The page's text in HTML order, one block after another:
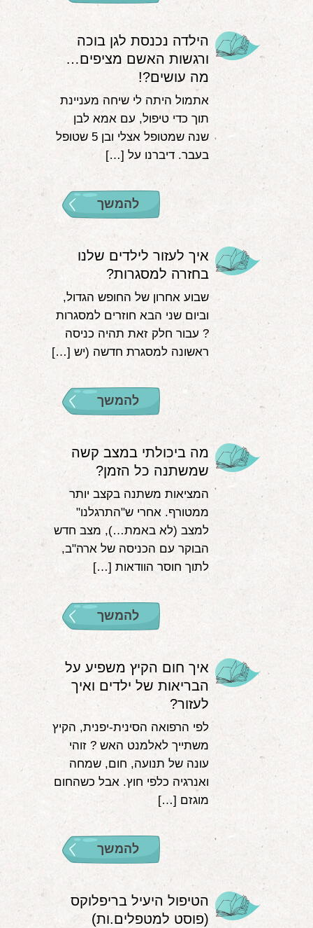
הילדה נכנסת לגן בוכה
ורגשות האשם מציפים…
מה עושים?!
אתמול היתה לי שיחה מעניינת
תוך כדי טיפול, עם אמא לבן
שנה שמטופל אצלי ובן 5 שטופל
בעבר. דיברנו על […]
להמשך
איך לעזור לילדים שלנו
בחזרה למסגרות?
שבוע אחרון של החופש הגדול,
וביום שני הבא חוזרים למסגרות
? עבור חלק זאת תהיה כניסה
ראשונה למסגרת חדשה (יש […]
להמשך
מה ביכולתי במצב קשה
שמשתנה כל הזמן?
המציאות משתנה בקצב יותר
ממטורף. אחרי ש"התרגלנו"
למצב (לא באמת…), מצב חדש
הבוקר עם הכניסה של ארה"ב,
לתוך חוסר הוודאות […]
להמשך
איך חום הקיץ משפיע על
הבריאות של ילדים ואיך
לעזור?
לפי הרפואה הסינית-יפנית, הקיץ
משתייך לאלמנט האש ? זוהי
עונה של תנועה, חום, שמחה
ואנרגיה כלפי חוץ. אבל כשהחום
מוגזם […]
להמשך
הטיפול היעיל בריפלוקס
(פוסט למטפלים.ות)